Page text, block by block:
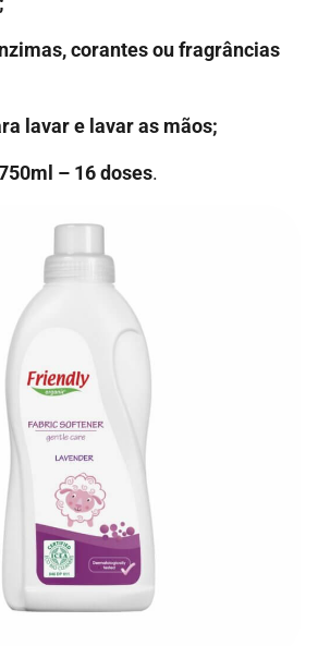
corantes ou fragrâncias
lavar e lavar as mãos;
– 16 doses.